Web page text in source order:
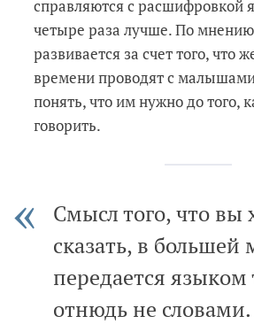
справляются с расшифровкой
четыре раза лучше. По
развивается за счет того, что
времени проводят с
понять, что им нужно до того,
говорить.
Смысл того, что вы
сказать, в большей
передается языком
отнюдь не